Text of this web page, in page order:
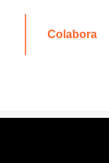
Colabora